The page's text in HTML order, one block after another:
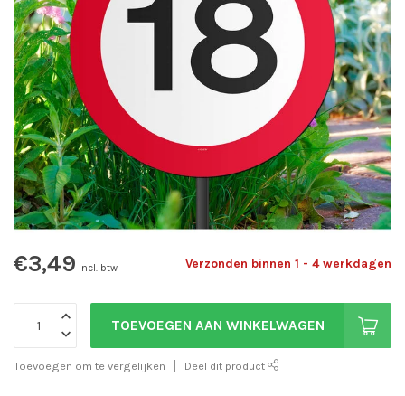
€3,49 Incl. btw Verzonden binnen 1 - 4 werkdagen
TOEVOEGEN AAN WINKELWAGEN
Toevoegen om te vergelijken Deel dit product